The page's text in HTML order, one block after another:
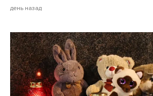
день назад